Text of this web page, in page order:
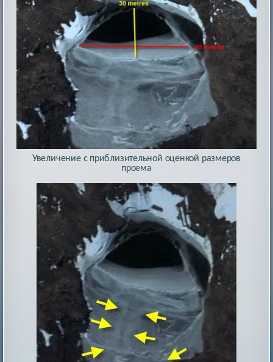
Увеличение с приблизительной оценкой размеров
проема